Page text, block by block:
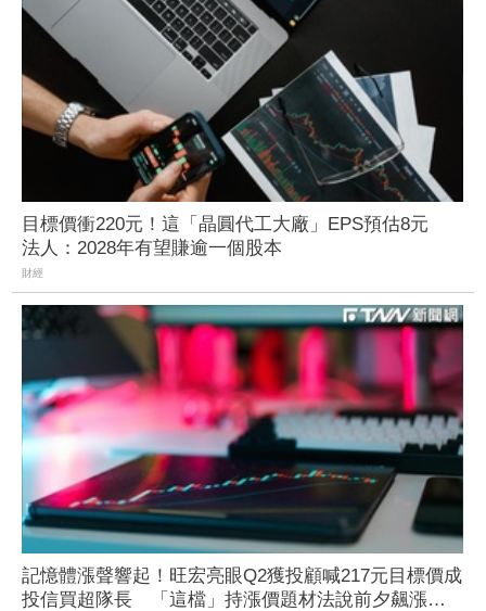
目標價衝220元！這「晶圓代工大廠」EPS預估8元
法人：2028年有望賺逾一個股本
財經
記憶體漲聲響起！旺宏亮眼Q2獲投顧喊217元目標價成
投信買超隊長 「這檔」持漲價題材法說前夕飆漲受